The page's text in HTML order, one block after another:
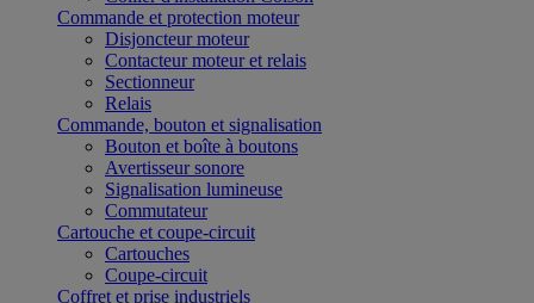
Commande et protection moteur
Disjoncteur moteur
Contacteur moteur et relais
Sectionneur
Relais
Commande, bouton et signalisation
Bouton et boîte à boutons
Avertisseur sonore
Signalisation lumineuse
Commutateur
Cartouche et coupe-circuit
Cartouches
Coupe-circuit
Coffret et prise industriels